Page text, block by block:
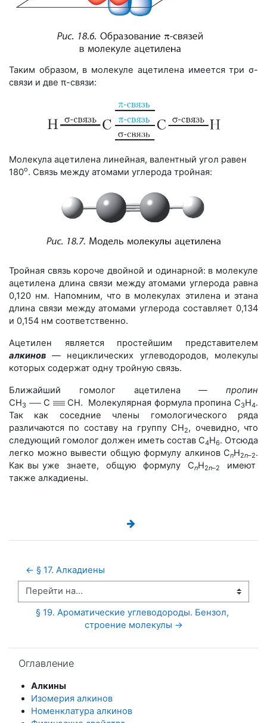
Таким образом, в молекуле ацетилена имеется три σ-
связи и две π-связи:
Молекула ацетилена линейная, валентный угол равен
180о. Связь между атомами углерода тройная:
Тройная связь короче двойной и одинарной: в молекуле
ацетилена длина связи между атомами углерода равна
0,120 нм. Напомним, что в молекулах этилена и этана
длина связи между атомами углерода составляет 0,134
и 0,154 нм соответственно.
Ацетилен является простейшим представителем
алкинов — нециклических углеводородов, молекулы
которых содержат одну тройную связь.
Ближайший гомолог ацетилена — пропин
CH3 C CH. Молекулярная формула пропина С3Н4.
Так как соседние члены гомологического ряда
различаются по составу на группу СН2, очевидно, что
следующий гомолог должен иметь состав С4Н6. Отсюда
легко можно вывести общую формулу алкинов СnH2n–2.
Как вы уже знаете, общую формулу СnH2n–2
имеют
также алкадиены.
← § 17. Алкадиены
Перейти на...
§ 19. Ароматические углеводороды. Бензол,
строение молекулы →
Оглавление
Алкины
Изомерия алкинов
Номенклатура алкинов